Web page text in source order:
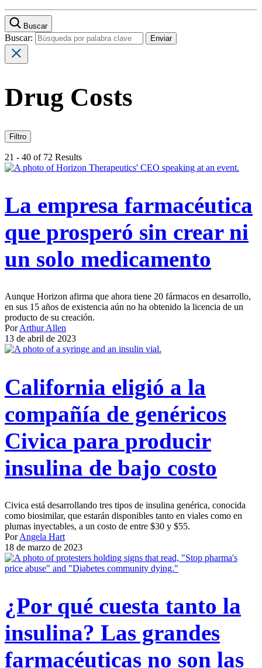
Buscar
Buscar:
Drug Costs
Filtro
21 - 40 of 72 Results
La empresa farmacéutica
que prosperó sin crear ni
un solo medicamento
Aunque Horizon afirma que ahora tiene 20 fármacos en desarrollo,
en sus 15 años de existencia aún no ha obtenido la licencia de un
producto de su creación.
PorArthur Allen
13 de abril de 2023
California eligió a la
compañía de genéricos
Civica para producir
insulina de bajo costo
Civica está desarrollando tres tipos de insulina genérica, conocida
como biosimilar, que estarán disponibles tanto en viales como en
plumas inyectables, a un costo de entre $30 y $55.
PorAngela Hart
18 de marzo de 2023
¿Por qué cuesta tanto la
insulina? Las grandes
farmacéuticas no son las